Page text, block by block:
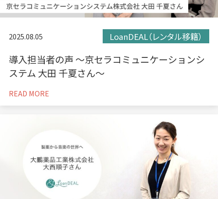
2025.08.05 LoanDEAL（レンタル移籍）
導入担当者の声 〜京セラコミュニケーションシ
ステム 大田 千夏さん〜
READ MORE